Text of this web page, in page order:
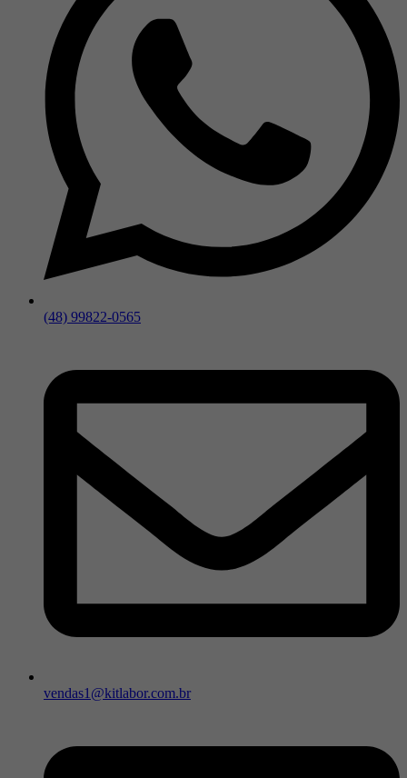
(48) 99822-0565
vendas1@kitlabor.com.br